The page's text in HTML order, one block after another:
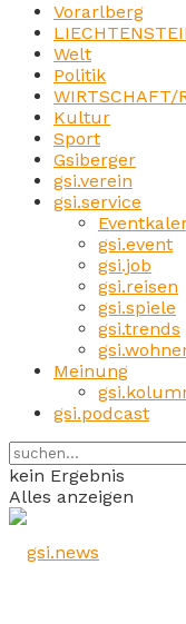
Vorarlberg
Welt
Politik
WIRTSCHAFT/
Kultur
Sport
Gsiberger
gsi.verein
gsi.service
gsi.event
gsi.job
gsi.reisen
gsi.spiele
gsi.trends
Meinung
gsi.podcast
kein Ergebnis
Alles anzeigen